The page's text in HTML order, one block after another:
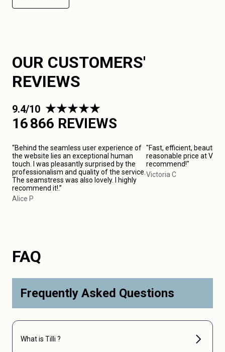
OUR CUSTOMERS'
REVIEWS
9.4/10
16 866 REVIEWS
“Behind the seamless user experience of
the website lies an exceptional human
touch. I was pleasantly surprised by the
professionalism and quality of the service.
The seamstress was also lovely. I highly
recommend it!.”
Alice P
"Fast, efficient, beautiful
reasonable price at
recommend!"
Victoria C
FAQ
Frequently Asked Questions
What is Tilli ?